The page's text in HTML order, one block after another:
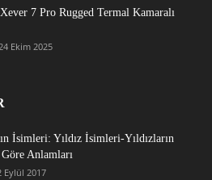
7 Pro Rugged Termal Kamaralı
Ekim 2025
İsimleri: Yıldız İsimleri-Yıldızların
Anlamları
Eylül 2017